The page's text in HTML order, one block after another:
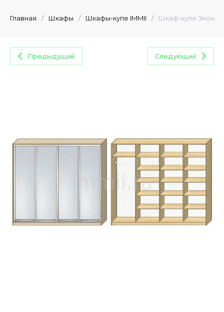
Главная / Шкафы / Шкафы-купе IMMII / Шкаф-купе
Предыдущий Следующий